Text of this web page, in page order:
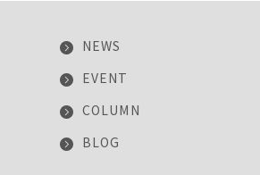
NEWS
EVENT
COLUMN
BLOG